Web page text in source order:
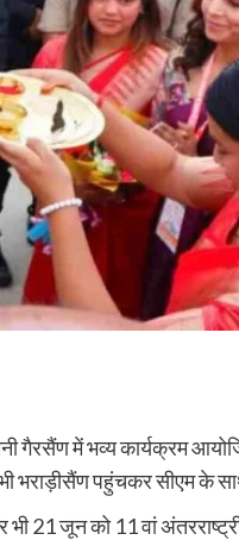
गैरसैंण में भव्य कार्यक्रम
भराड़ीसैंण पहुंचकर सीएम के
भी 21 जून को 11 वां